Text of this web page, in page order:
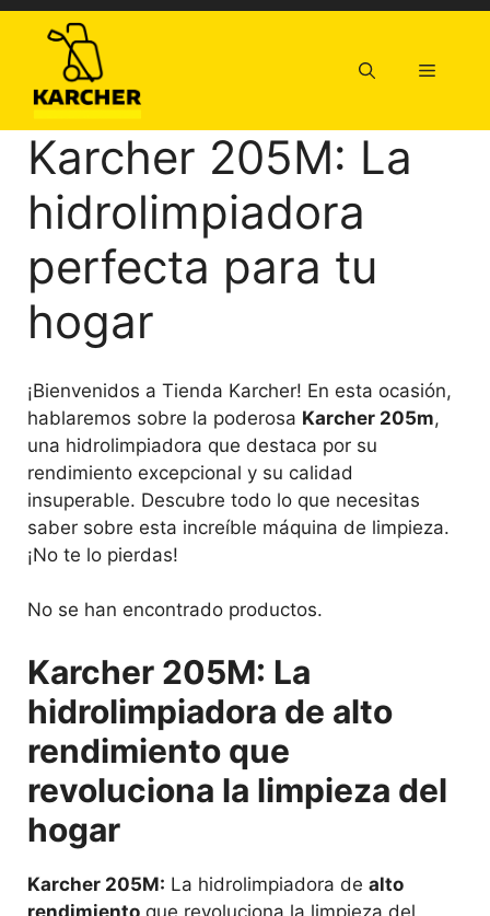
Saltar
contenido
Menú
Karcher 205M: La
hidrolimpiadora
perfecta para tu
hogar
¡Bienvenidos a Tienda Karcher! En esta ocasión,
hablaremos sobre la poderosa Karcher 205m,
una hidrolimpiadora que destaca por su
rendimiento excepcional y su calidad
insuperable. Descubre todo lo que necesitas
saber sobre esta increíble máquina de limpieza.
¡No te lo pierdas!
No se han encontrado productos.
Karcher 205M: La
hidrolimpiadora de alto
rendimiento que
revoluciona la limpieza del
hogar
Karcher 205M: La hidrolimpiadora de alto
rendimiento que revoluciona la limpieza del